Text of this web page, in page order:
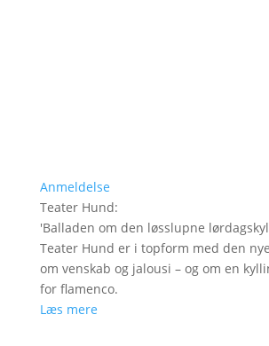
Anmeldelse
Teater Hund:
'Balladen om den løsslupne
Teater Hund er i topform med den
om venskab og jalousi – og om en
for flamenco.
Læs mere